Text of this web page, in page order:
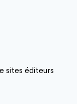
sites éditeurs